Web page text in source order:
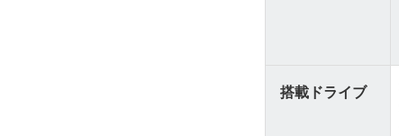
搭載ドライブ